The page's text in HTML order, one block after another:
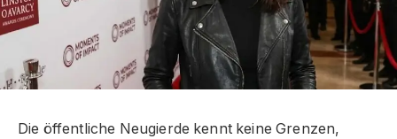
Die öffentliche Neugierde kennt keine Grenzen,